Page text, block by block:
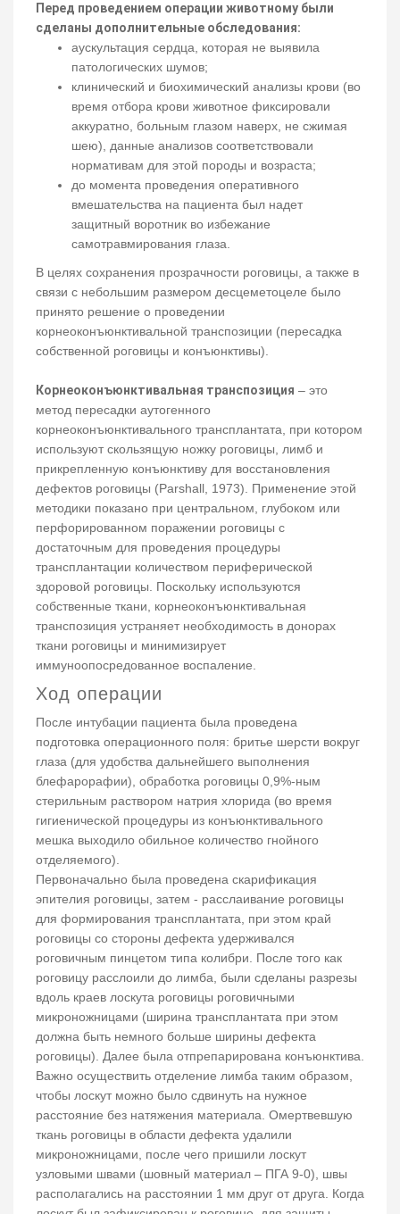
Перед проведением операции животному были
сделаны дополнительные обследования:
аускультация сердца, которая не выявила
патологических шумов;
клинический и биохимический анализы крови (во
время отбора крови животное фиксировали
аккуратно, больным глазом наверх, не сжимая
шею), данные анализов соответствовали
нормативам для этой породы и возраста;
до момента проведения оперативного
вмешательства на пациента был надет
защитный воротник во избежание
самотравмирования глаза.
В целях сохранения прозрачности роговицы, а также в
связи с небольшим размером десцеметоцеле было
принято решение о проведении
корнеоконъюнктивальной транспозиции (пересадка
собственной роговицы и конъюнктивы).
Корнеоконъюнктивальная транспозиция – это
метод пересадки аутогенного
корнеоконъюнктивального трансплантата, при котором
используют скользящую ножку роговицы, лимб и
прикрепленную конъюнктиву для восстановления
дефектов роговицы (Parshall, 1973). Применение этой
методики показано при центральном, глубоком или
перфорированном поражении роговицы с
достаточным для проведения процедуры
трансплантации количеством периферической
здоровой роговицы. Поскольку используются
собственные ткани, корнеоконъюнктивальная
транспозиция устраняет необходимость в донорах
ткани роговицы и минимизирует
иммуноопосредованное воспаление.
Ход операции
После интубации пациента была проведена
подготовка операционного поля: бритье шерсти вокруг
глаза (для удобства дальнейшего выполнения
блефарорафии), обработка роговицы 0,9%-ным
стерильным раствором натрия хлорида (во время
гигиенической процедуры из конъюнктивального
мешка выходило обильное количество гнойного
отделяемого).
Первоначально была проведена скарификация
эпителия роговицы, затем - расслаивание роговицы
для формирования трансплантата, при этом край
роговицы со стороны дефекта удерживался
роговичным пинцетом типа колибри. После того как
роговицу расслоили до лимба, были сделаны разрезы
вдоль краев лоскута роговицы роговичными
микроножницами (ширина трансплантата при этом
должна быть немного больше ширины дефекта
роговицы). Далее была отпрепарирована конъюнктива.
Важно осуществить отделение лимба таким образом,
чтобы лоскут можно было сдвинуть на нужное
расстояние без натяжения материала. Омертвевшую
ткань роговицы в области дефекта удалили
микроножницами, после чего пришили лоскут
узловыми швами (шовный материал – ПГА 9-0), швы
располагались на расстоянии 1 мм друг от друга. Когда